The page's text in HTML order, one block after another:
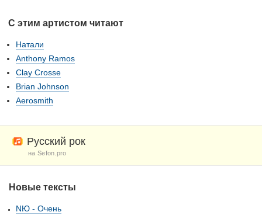
С этим артистом читают
Натали
Anthony Ramos
Clay Crosse
Brian Johnson
Aerosmith
Русский рок
на Sefon.pro
Новые тексты
NЮ - Очень